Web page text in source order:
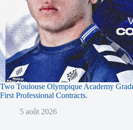
Two Toulouse Olympique Academy
First Professional Contracts.
5 août 2026